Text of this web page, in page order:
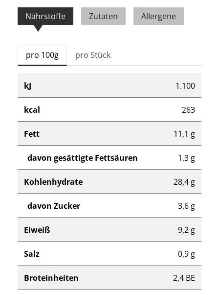
Nährstoffe Zutaten Allergene
pro 100g pro Stück
kJ 1.100
kcal 263
Fett 11,1 g
davon gesättigte Fettsäuren 1,3 g
Kohlenhydrate 28,4 g
davon Zucker 3,6 g
Eiweiß 9,2 g
Salz 0,9 g
Broteinheiten 2,4 BE